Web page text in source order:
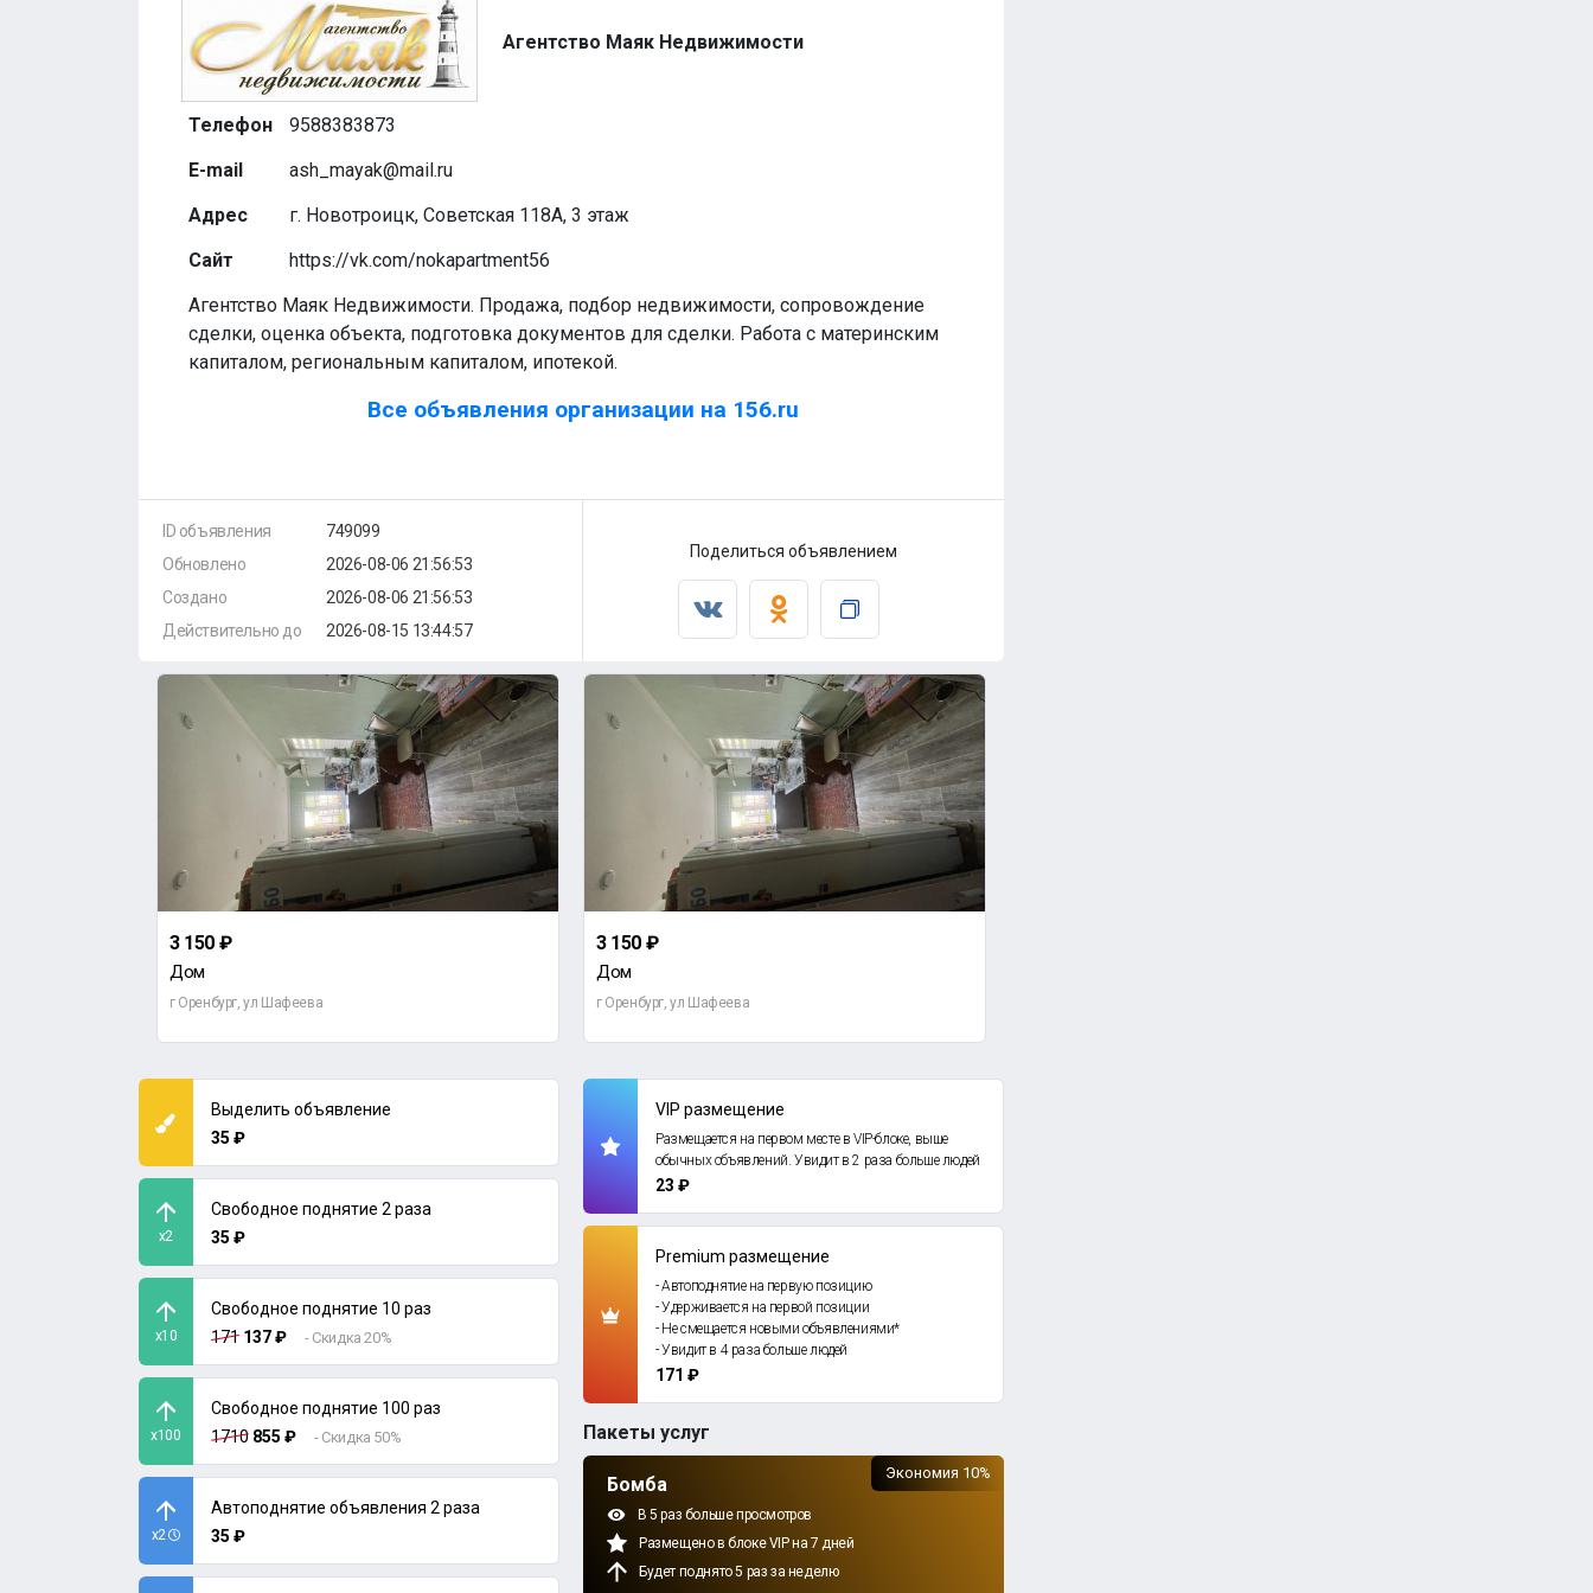
Агентство Маяк Недвижимости
Телефон
9588383873
E-mail
ash_mayak@mail.ru
Адрес
г. Новотроицк, Советская 118А, 3 этаж
Сайт
https://vk.com/nokapartment56
Агентство Маяк Недвижимости. Продажа, подбор недвижимости, сопровождение
сделки, оценка объекта, подготовка документов для сделки. Работа с материнским
капиталом, региональным капиталом, ипотекой.
Все объявления организации на 156.ru
ID объявления
Обновлено
Создано
Действительно до
749099
2026-08-06 21:56:53
2026-08-06 21:56:53
2026-08-15 13:44:57
Поделиться объявлением
3 150 ₽
Дом
г Оренбург, ул Шафеева
3 150 ₽
Дом
г Оренбург, ул Шафеева
Выделить объявление
35 ₽
x2
Свободное поднятие 2 раза
35 ₽
x10
Свободное поднятие 10 раз
171 137 ₽ - Скидка 20%
x100
Свободное поднятие 100 раз
1710 855 ₽ - Скидка 50%
x2
Автоподнятие объявления 2 раза
35 ₽
VIP размещение
Размещается на первом месте в VIP-блоке, выше
обычных объявлений. Увидит в 2 раза больше людей
23 ₽
Premium размещение
- Автоподнятие на первую позицию
- Удерживается на первой позиции
- Не смещается новыми объявлениями*
- Увидит в 4 раза больше людей
171 ₽
Пакеты услуг
Бомба
В 5 раз больше просмотров
Размещено в блоке VIP на 7 дней
Будет поднято 5 раз за неделю
Экономия 10%